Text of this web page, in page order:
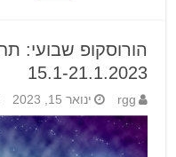
הורוסקופ שבועי:
15.1-21.1.2023
rgg ינואר 15, 2023